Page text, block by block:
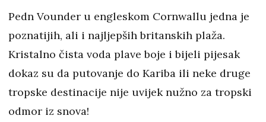
Pedn Vounder u engleskom Cornwallu jedna je
poznatijih, ali i najljepših britanskih plaža.
Kristalno čista voda plave boje i bijeli pijesak
dokaz su da putovanje do Kariba ili neke druge
tropske destinacije nije uvijek nužno za tropski
odmor iz snova!